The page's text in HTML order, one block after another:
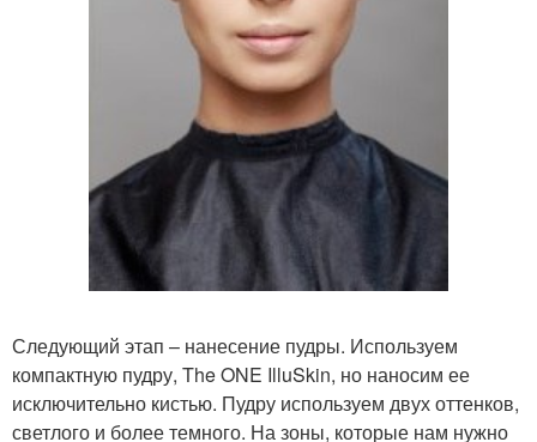
Следующий этап – нанесение пудры. Используем
компактную пудру, The ONE IlluSkin, но наносим ее
исключительно кистью. Пудру используем двух оттенков,
светлого и более темного. На зоны, которые нам нужно